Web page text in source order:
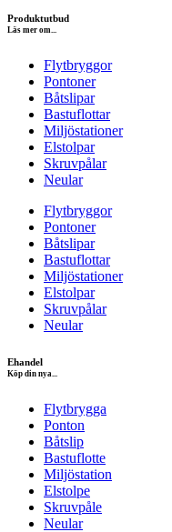
Produktutbud
Läs mer om...
Flytbryggor
Pontoner
Båtslipar
Bastuflottar
Miljöstationer
Elstolpar
Skruvpålar
Neular
Flytbryggor
Pontoner
Båtslipar
Bastuflottar
Miljöstationer
Elstolpar
Skruvpålar
Neular
Ehandel
Köp din nya...
Flytbrygga
Ponton
Båtslip
Bastuflotte
Miljöstation
Elstolpe
Skruvpåle
Neular